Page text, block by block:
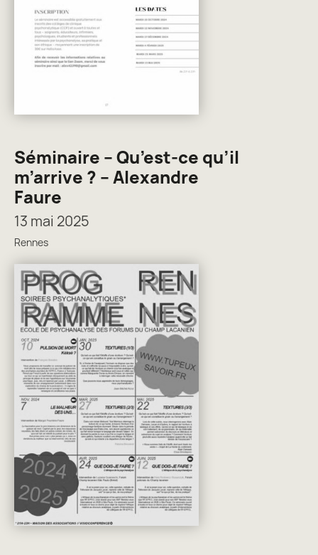
Séminaire – Qu’est-ce qu’il
m’arrive ? – Alexandre
Faure
13 mai 2025
Rennes